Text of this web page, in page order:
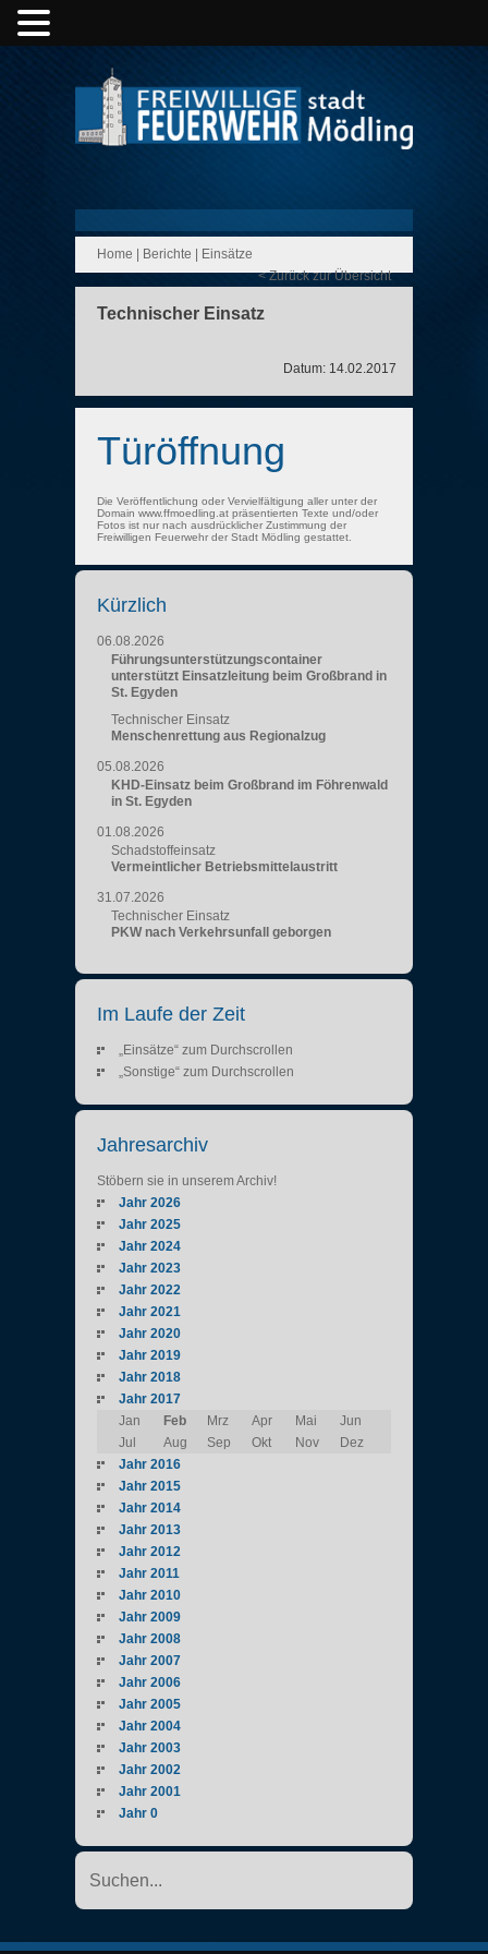
Home Berichte
Einsätze
< Zurück zur Übersicht
Technischer Einsatz
Datum: 14.02.2017
Türöffnung
Die Veröffentlichung oder Vervielfältigung aller unter der
Domain www.ffmoedling.at präsentierten Texte und/oder
Fotos ist nur nach ausdrücklicher Zustimmung der
Freiwilligen Feuerwehr der Stadt Mödling gestattet.
Kürzlich
06.08.2026
Führungsunterstützungscontainer
unterstützt Einsatzleitung beim Großbrand in
St. Egyden
Technischer Einsatz
Menschenrettung aus Regionalzug
05.08.2026
KHD-Einsatz beim Großbrand im Föhrenwald
in St. Egyden
01.08.2026
Schadstoffeinsatz
Vermeintlicher Betriebsmittelaustritt
31.07.2026
Technischer Einsatz
PKW nach Verkehrsunfall geborgen
Im Laufe der Zeit
„Einsätze“ zum Durchscrollen
„Sonstige“ zum Durchscrollen
Jahresarchiv
Stöbern sie in unserem Archiv!
Jahr 2026
Jahr 2025
Jahr 2024
Jahr 2023
Jahr 2022
Jahr 2021
Jahr 2020
Jahr 2019
Jahr 2018
Jahr 2017
Jan
Feb Mrz Apr Mai
Jun
Jul
Aug Sep Okt Nov
Dez
Jahr 2016
Jahr 2015
Jahr 2014
Jahr 2013
Jahr 2012
Jahr 2011
Jahr 2010
Jahr 2009
Jahr 2008
Jahr 2007
Jahr 2006
Jahr 2005
Jahr 2004
Jahr 2003
Jahr 2002
Jahr 2001
Jahr 0